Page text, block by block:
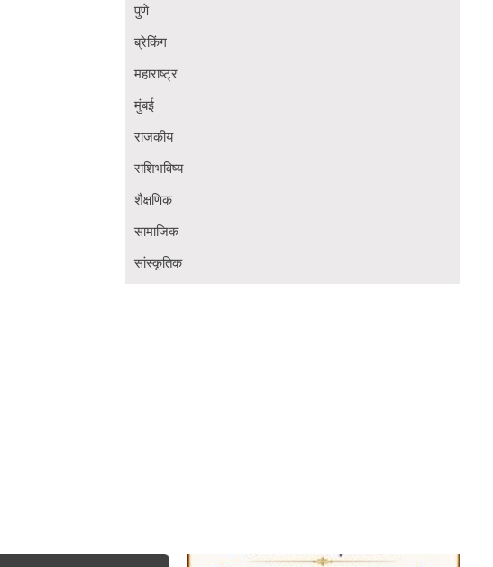
पुणे
ब्रेकिंग
महाराष्ट्र
मुंबई
राजकीय
राशिभविष्य
शैक्षणिक
सामाजिक
सांस्कृतिक